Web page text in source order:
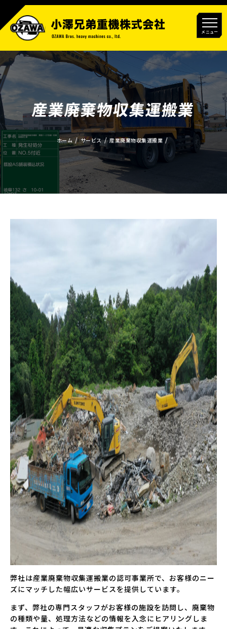
メニュー
産業廃棄物収集運搬業
ホーム サービス 産業廃棄物収集運搬業
弊社は産業廃棄物収集運搬業の認可事業所で、お客様のニー
ズにマッチした幅広いサービスを提供しています。
まず、弊社の専門スタッフがお客様の施設を訪問し、廃棄物
の種類や量、処理方法などの情報を入念にヒアリングしま